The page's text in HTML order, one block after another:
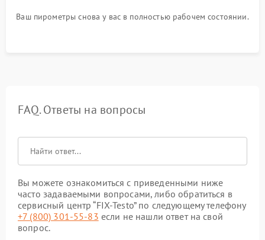
Ваш пирометры снова у вас в полностью рабочем состоянии.
FAQ. Ответы на вопросы
Вы можете ознакомиться с приведенными ниже
часто задаваемыми вопросами, либо обратиться в
сервисный центр “FIX-Testo” по следующему телефону
+7 (800) 301-55-83 если не нашли ответ на свой
вопрос.